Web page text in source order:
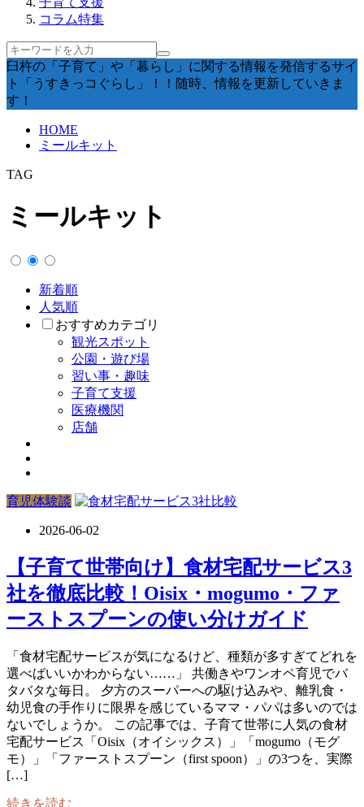
コラム特集
臼杵の「子育て」や「暮らし」に関する情報を発信するサイ
ト「うすきっコぐらし」！！随時、情報を更新していきま
す！
HOME
ミールキット
TAG
ミールキット
新着順
人気順
おすすめカテゴリ
観光スポット
公園・遊び場
習い事・趣味
子育て支援
医療機関
店舗
育児体験談
2026-06-02
【子育て世帯向け】食材宅配サービス3
社を徹底比較！Oisix・mogumo・ファ
ーストスプーンの使い分けガイド
「食材宅配サービスが気になるけど、種類が多すぎてどれを
選べばいいかわからない……」 共働きやワンオペ育児でバ
タバタな毎日。 夕方のスーパーへの駆け込みや、離乳食・
幼児食の手作りに限界を感じているママ・パパは多いのでは
ないでしょうか。 この記事では、子育て世帯に人気の食材
宅配サービス「Oisix（オイシックス）」「mogumo（モグ
モ）」「ファーストスプーン（first spoon）」の3つを、実際
[…]
続きを読む